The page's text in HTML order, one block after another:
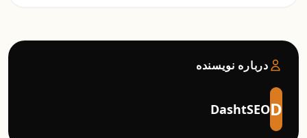
درباره نویسنده
D
DashtSEO